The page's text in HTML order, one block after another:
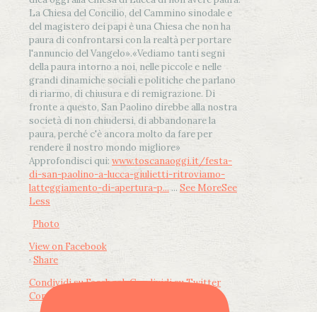
La Chiesa del Concilio, del Cammino sinodale e
del magistero dei papi è una Chiesa che non ha
paura di confrontarsi con la realtà per portare
l'annuncio del Vangelo».«Vediamo tanti segni
della paura intorno a noi, nelle piccole e nelle
grandi dinamiche sociali e politiche che parlano
di riarmo, di chiusura e di remigrazione. Di
fronte a questo, San Paolino direbbe alla nostra
società di non chiudersi, di abbandonare la
paura, perché c'è ancora molto da fare per
rendere il nostro mondo migliore»
Approfondisci qui: www.toscanaoggi.it/festa-
di-san-paolino-a-lucca-giulietti-ritroviamo-
latteggiamento-di-apertura-p... ... See MoreSee
Less
Photo
View on Facebook
· Share
Condividi su FacebookCondividi su Twitter
Condividi su LinkedIn